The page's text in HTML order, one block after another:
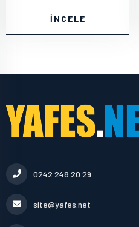
İNCELE
0242 248 20 29
site@yafes.net